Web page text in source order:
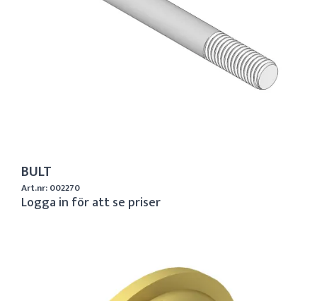
BULT
Art.nr: 002270
Logga in för att se priser